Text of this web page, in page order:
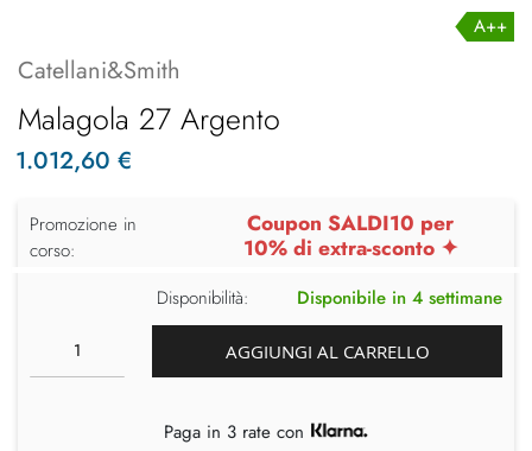
A++
Catellani&Smith
Malagola 27 Argento
1.012,60 €
Promozione in
corso:
Coupon SALDI10 per
10% di extra-sconto ✦
Disponibilità: Disponibile in 4 settimane
AGGIUNGI AL CARRELLO
Paga in 3 rate con